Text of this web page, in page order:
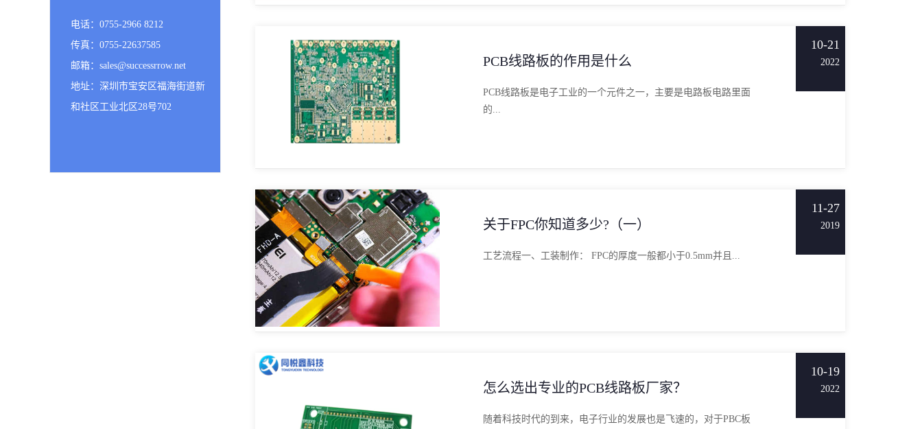
电话：0755-2966 8212
传真：0755-22637585
邮箱：sales@successrrow.net
地址：深圳市宝安区福海街道新
和社区工业北区28号702
PCB线路板的作用是什么
PCB线路板是电子工业的一个元件之一，主要是电路板电路里面
的...
10-21
2022
关于FPC你知道多少?（一）
工艺流程一、工装制作： FPC的厚度一般都小于0.5mm并且...
11-27
2019
怎么选出专业的PCB线路板厂家？
随着科技时代的到来，电子行业的发展也是飞速的，对于PBC板
10-19
2022